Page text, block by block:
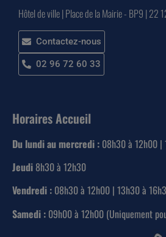
Hôtel de ville | Place de la Mairie - BP9 | 22
Contactez-nous
02 96 72 60 33
Horaires Accueil
Du lundi au mercredi : 08h30 à 12h00 |
Jeudi 8h30 à 12h30
Vendredi : 08h30 à 12h00 | 13h30 à
Samedi : 09h00 à 12h00 (Uniquement